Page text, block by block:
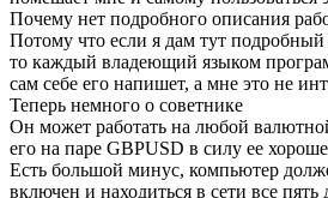
Почему нет подробного описания
Потому что если я дам тут подробный
то каждый владеющий языком
сам себе его напишет, а мне это не
Теперь немного о советнике
Он может работать на любой
его на паре GBPUSD в силу ее
Есть большой минус, компьютер
включен и находиться в сети все пять